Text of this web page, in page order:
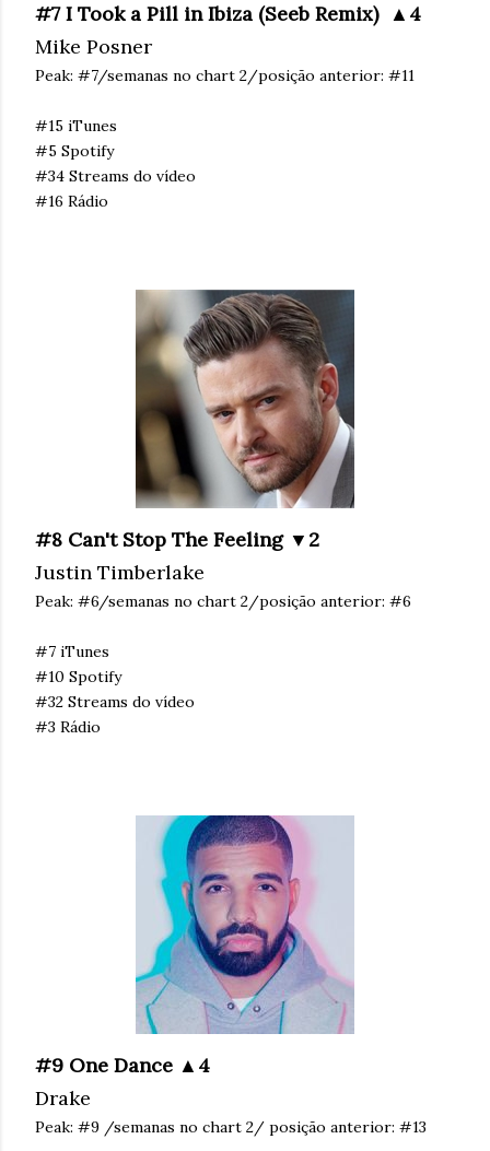
#7 I Took a Pill in Ibiza (Seeb Remix) ▲4
Mike Posner
Peak: #7/semanas no chart 2/posição anterior: #11
#15 iTunes
#5 Spotify
#34 Streams do vídeo
#16 Rádio
#8 Can't Stop The Feeling ▼2
Justin Timberlake
Peak: #6/semanas no chart 2/posição anterior: #6
#7 iTunes
#10 Spotify
#32 Streams do vídeo
#3 Rádio
#9 One Dance ▲4
Drake
Peak: #9 /semanas no chart 2/ posição anterior: #13